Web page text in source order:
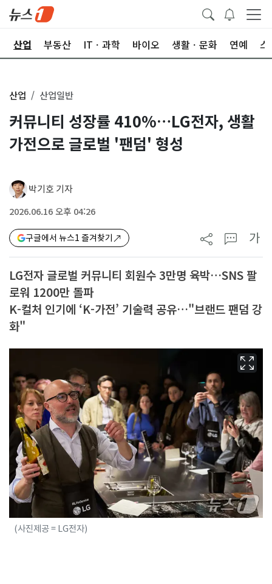
산업 부동산 ITㆍ과학 바이오 생활ㆍ문화 연예 스
산업 산업일반
커뮤니티 성장률 410%…LG전자, 생활
가전으로 글로벌 '팬덤' 형성
박기호 기자
2026.06.16 오후 04:26
구글에서 뉴스1 즐겨찾기 가
LG전자 글로벌 커뮤니티 회원수 3만명 육박…SNS 팔
로워 1200만 돌파
K-컬처 인기에 ‘K-가전’ 기술력 공유…"브랜드 팬덤 강
화"
(사진제공 = LG전자)